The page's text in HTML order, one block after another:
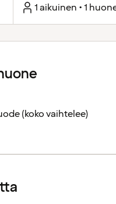
1 aikuinen • 1
(koko vaihtelee)